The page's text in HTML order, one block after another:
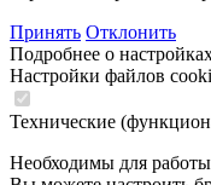
Принять Отклонить
Подробнее о
Настройки файлов
Технические
Необходимы для